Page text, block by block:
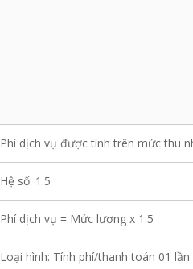
Phí dịch vụ được tính trên mức thu
Hệ số: 1.5
Phí dịch vụ = Mức lương x 1.5
Loại hình: Tính phí/thanh toán 01 lần